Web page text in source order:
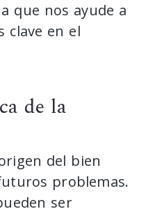
que nos ayude a
clave en el
de la
del bien
problemas.
ser